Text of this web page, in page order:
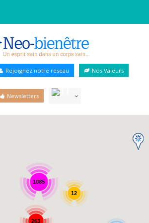
Rejoignez notre réseau Nos Valeurs
Newsletters
1085
263
12